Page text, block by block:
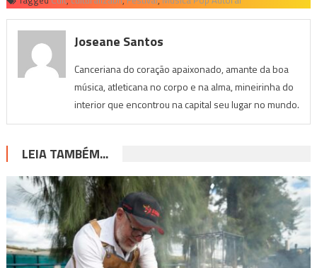
Joseane Santos
Canceriana do coração apaixonado, amante da boa
música, atleticana no corpo e na alma, mineirinha do
interior que encontrou na capital seu lugar no mundo.
LEIA TAMBÉM...